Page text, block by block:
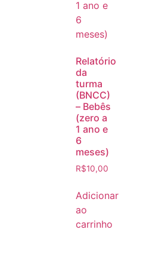
Relatório
da
turma
(BNCC)
– Bebês
(zero a
1 ano e
6
meses)
R$10,00
Adicionar
ao
carrinho